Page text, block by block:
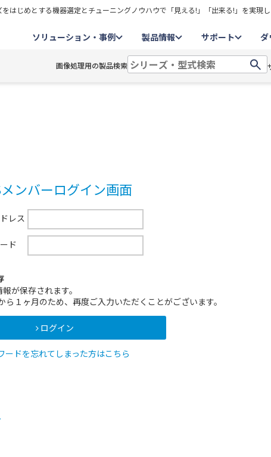
はじめとする機器選定とチューニングノウハウで「見える!」「出来る!」を実現し
ソリューション・事例 製品情報 サポート ダ
画像処理用の製品検索
メンバーログイン画面
レス
ド
が保存されます。
１ヶ月のため、再度ご入力いただくことがございます。
ログイン
ードを忘れてしまった方はこちら